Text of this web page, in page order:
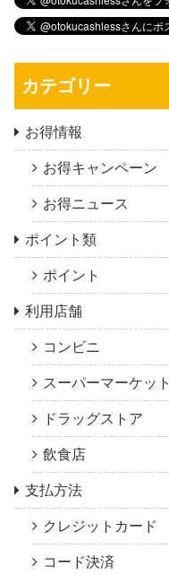
カテゴリー
お得情報
お得キャンペーン
お得ニュース
ポイント類
ポイント
利用店舗
コンビニ
スーパーマーケット
ドラッグストア
飲食店
支払方法
クレジットカード
コード決済